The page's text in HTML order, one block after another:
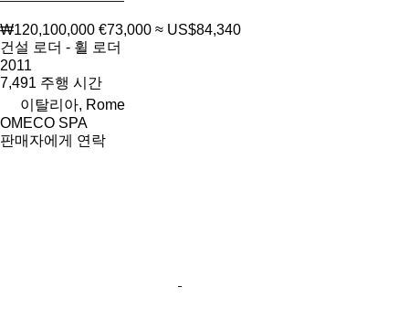
₩120,100,000 €73,000 ≈ US$84,340
건설 로더 - 휠 로더
2011
7,491 주행 시간
이탈리아, Rome
OMECO SPA
판매자에게 연락